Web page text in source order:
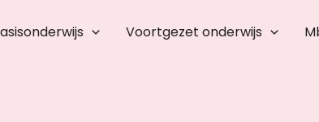
Voortgezet onderwijs